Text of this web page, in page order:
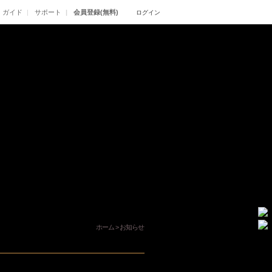
ガイド サポート 会員登録(無料) ログイン
ホーム> お知らせ